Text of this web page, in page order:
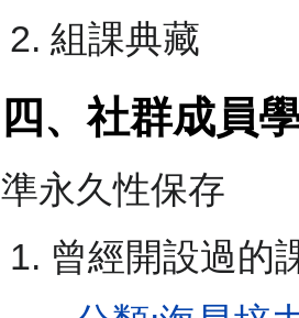
組課典藏
四、社群成員
準永久性保存
曾經開設過的